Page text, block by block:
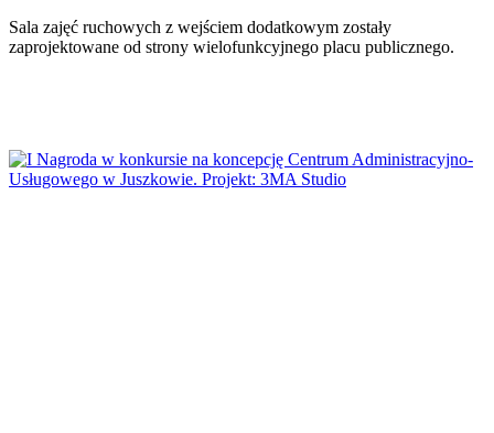
Sala zajęć ruchowych z wejściem dodatkowym zostały
zaprojektowane od strony wielofunkcyjnego placu publicznego.